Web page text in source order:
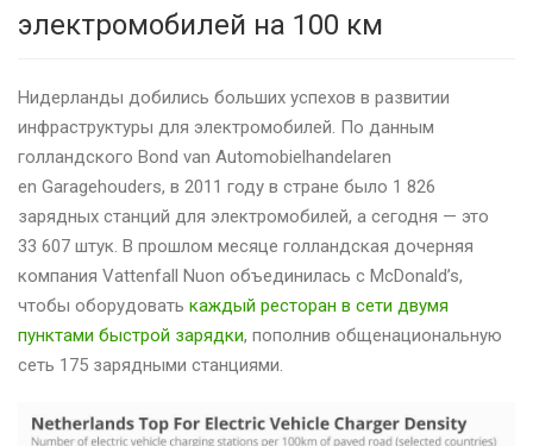
электромобилей на 100 км
Нидерланды добились больших успехов в развитии
инфраструктуры для электромобилей. По данным
голландского Bond van Automobielhandelaren
en Garagehouders, в 2011 году в стране было 1 826
зарядных станций для электромобилей, а сегодня — это
33 607 штук. В прошлом месяце голландская дочерняя
компания Vattenfall Nuon объединилась с McDonald’s,
чтобы оборудовать каждый ресторан в сети двумя
пунктами быстрой зарядки, пополнив общенациональную
сеть 175 зарядными станциями.